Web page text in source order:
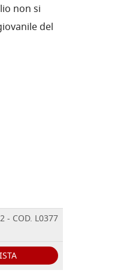
non si
del
- COD. L0377